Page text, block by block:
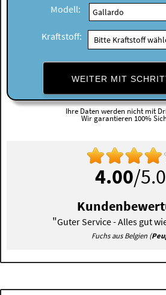
Modell:
Kraftstoff:
WEITER MIT
Ihre Daten werden nicht mit
Wir garantieren 100%
4.00/
"Guter Service - Alles gut
Fuchs aus Belgien (